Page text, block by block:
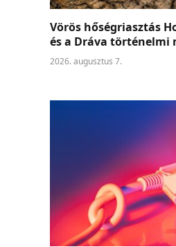
Vörös hőségriasztás
és a Dráva
2026. augusztus 7.